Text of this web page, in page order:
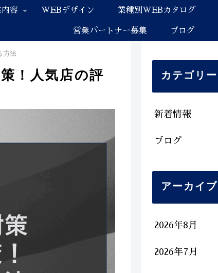
内容 WEBデザイン 業種別WEBカタログ
営業パートナー募集 ブログ
方法
！人気店の評
カテゴリー
新着情報
ブログ
アーカイブ
2026年8月
2026年7月